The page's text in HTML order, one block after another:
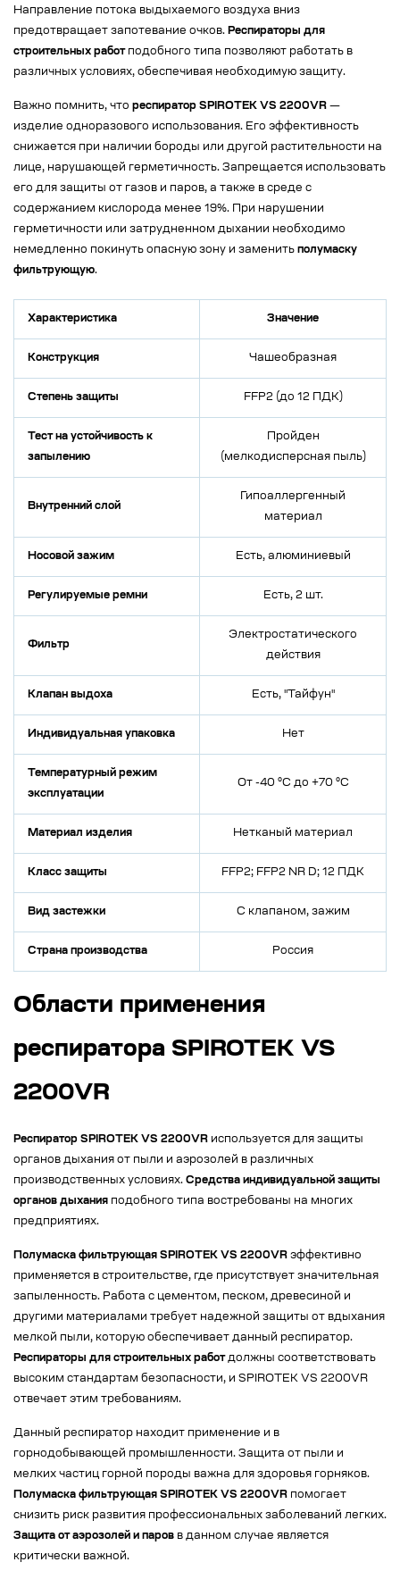
Направление потока выдыхаемого воздуха вниз
предотвращает запотевание очков. Респираторы для
строительных работподобного типа позволяют работать в
различных условиях, обеспечивая необходимую защиту.
Важно помнить, что респиратор SPIROTEK VS 2200VR —
изделие одноразового использования. Его эффективность
снижается при наличии бороды или другой растительности на
лице, нарушающей герметичность. Запрещается использовать
его для защиты от газов и паров, а также в среде с
содержанием кислорода менее 19%. При нарушении
герметичности или затрудненном дыхании необходимо
немедленно покинуть опасную зону и заменить полумаску
фильтрующую.
Характеристика Значение
Конструкция Чашеобразная
Степень защиты FFP2 (до 12 ПДК)
Тест на устойчивость к
запылению
Пройден
(мелкодисперсная пыль)
Внутренний слой
Гипоаллергенный
материал
Носовой зажим Есть, алюминиевый
Регулируемые ремни Есть, 2 шт.
Фильтр
Электростатического
действия
Клапан выдоха Есть, "Тайфун"
Индивидуальная упаковка Нет
Температурный режим
эксплуатации
От -40 °C до +70 °C
Материал изделия Нетканый материал
Класс защиты FFP2; FFP2 NR D; 12 ПДК
Вид застежки С клапаном, зажим
Страна производства Россия
Области применения
респиратора SPIROTEK VS
2200VR
Респиратор SPIROTEK VS 2200VR используется для защиты
органов дыхания от пыли и аэрозолей в различных
производственных условиях. Средства индивидуальной защиты
органов дыхания подобного типа востребованы на многих
предприятиях.
Полумаска фильтрующая SPIROTEK VS 2200VR эффективно
применяется в строительстве, где присутствует значительная
запыленность. Работа с цементом, песком, древесиной и
другими материалами требует надежной защиты от вдыхания
мелкой пыли, которую обеспечивает данный респиратор.
Респираторы для строительных работдолжны соответствовать
высоким стандартам безопасности, и SPIROTEK VS 2200VR
отвечает этим требованиям.
Данный респиратор находит применение и в
горнодобывающей промышленности. Защита от пыли и
мелких частиц горной породы важна для здоровья горняков.
Полумаска фильтрующая SPIROTEK VS 2200VR помогает
снизить риск развития профессиональных заболеваний легких.
Защита от аэрозолей и паров в данном случае является
критически важной.